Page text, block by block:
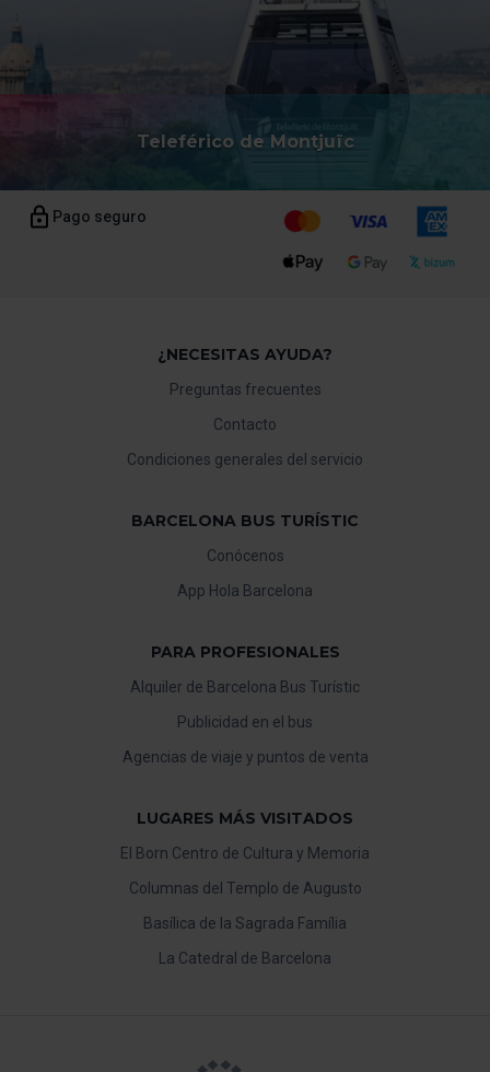
Teleférico de Montjuïc
Pago seguro
¿NECESITAS AYUDA?
Preguntas frecuentes
Contacto
Condiciones generales del servicio
BARCELONA BUS TURÍSTIC
Conócenos
App Hola Barcelona
PARA PROFESIONALES
Alquiler de Barcelona Bus Turístic
Publicidad en el bus
Agencias de viaje y puntos de venta
LUGARES MÁS VISITADOS
El Born Centro de Cultura y Memoria
Columnas del Templo de Augusto
Basílica de la Sagrada Família
La Catedral de Barcelona